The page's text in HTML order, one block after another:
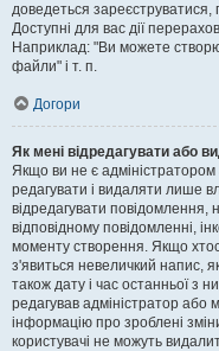
доведеться
Доступні для вас дії
Наприклад: "Ви можете
файли" і т. п.
Догори
Як мені відредагувати або
Якщо ви не є
редагувати і видаляти лише
відредагувати повідомлення,
відповідному повідомленні,
моменту створення. Якщо
з'явиться невеличкий напис,
також дату і час останньої з
редагував адміністратор
інформацію про зроблені
користувачі не можуть